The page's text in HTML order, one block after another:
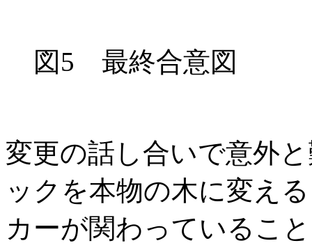
図5 最終合意図
変更の話し合いで意外
ックを本物の木に変え
カーが関わっているこ